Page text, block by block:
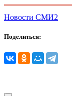
Новости СМИ2
Поделиться: